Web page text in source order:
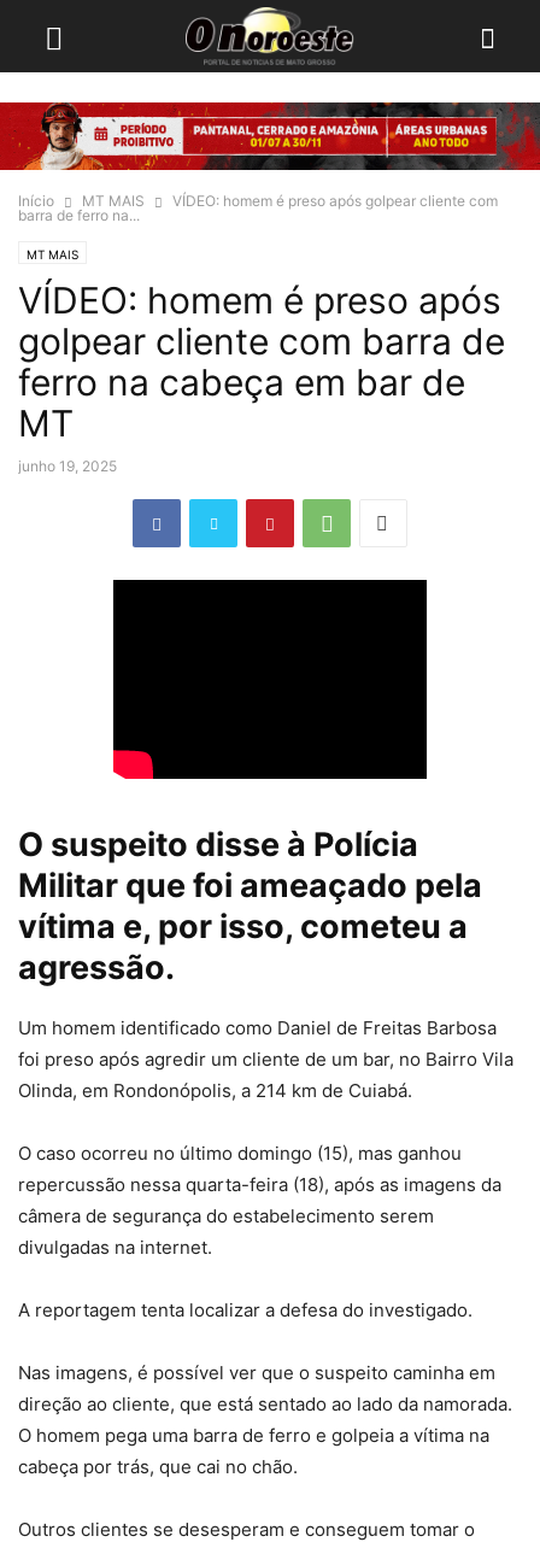
Início MT MAIS
VÍDEO: homem é preso após golpear cliente com
barra de ferro na...
MT MAIS
VÍDEO: homem é preso após
golpear cliente com barra de
ferro na cabeça em bar de
MT
junho 19, 2025
O suspeito disse à Polícia
Militar que foi ameaçado pela
vítima e, por isso, cometeu a
agressão.
Um homem identificado como Daniel de Freitas Barbosa
foi preso após agredir um cliente de um bar, no Bairro Vila
Olinda, em Rondonópolis, a 214 km de Cuiabá.
O caso ocorreu no último domingo (15), mas ganhou
repercussão nessa quarta-feira (18), após as imagens da
câmera de segurança do estabelecimento serem
divulgadas na internet.
A reportagem tenta localizar a defesa do investigado.
Nas imagens, é possível ver que o suspeito caminha em
direção ao cliente, que está sentado ao lado da namorada.
O homem pega uma barra de ferro e golpeia a vítima na
cabeça por trás, que cai no chão.
Outros clientes se desesperam e conseguem tomar o